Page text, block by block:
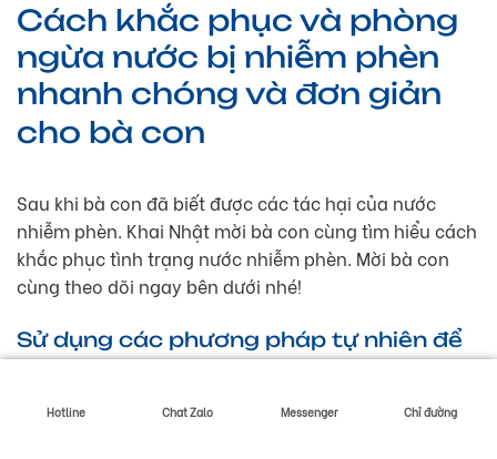
Cách khắc phục và phòng
ngừa nước bị nhiễm phèn
nhanh chóng và đơn giản
cho bà con
Sau khi bà con đã biết được các tác hại của nước
nhiễm phèn. Khai Nhật mời bà con cùng tìm hiểu cách
khắc phục tình trạng nước nhiễm phèn. Mời bà con
cùng theo dõi ngay bên dưới nhé!
Sử dụng các phương pháp tự nhiên để
Dưới đây là một số phương pháp tự nhiên để khắc
Hotline Chat Zalo Messenger Chỉ đường